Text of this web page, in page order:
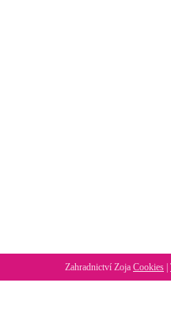
Zahradnictví Zoja Cookies